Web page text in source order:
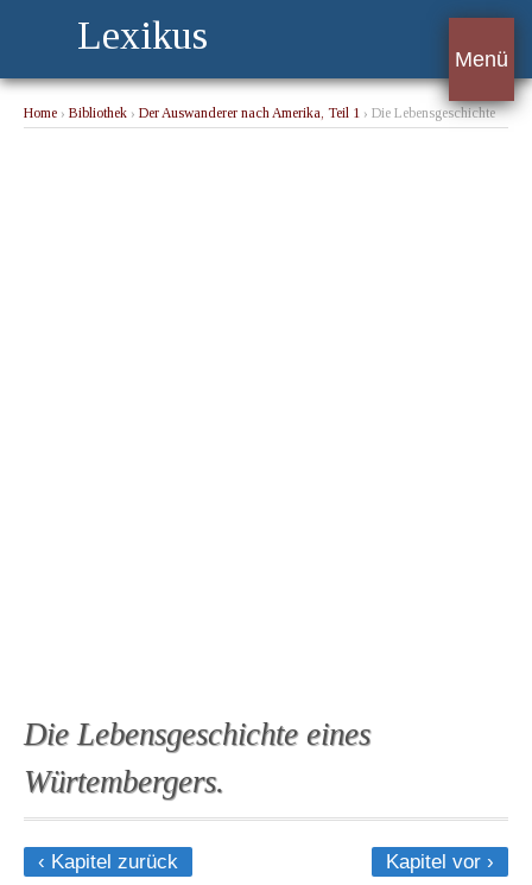
Lexikus
Menü
Home › Bibliothek › Der Auswanderer nach Amerika, Teil 1 › Die Lebensgeschichte
Die Lebensgeschichte eines
Würtembergers.
‹ Kapitel zurück Kapitel vor ›